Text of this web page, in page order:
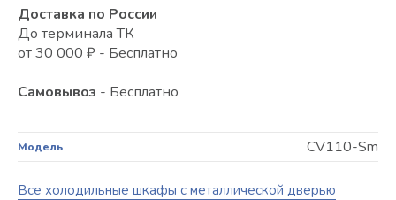
Модель CV110-Sm
Все холодильные шкафы с металлической дверью
Доставка по России
До терминала ТК
от 30 000 ₽ - Бесплатно
Самовывоз - Бесплатно